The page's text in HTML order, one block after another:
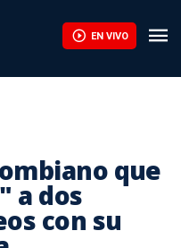
EN VIVO
que
a dos
con su